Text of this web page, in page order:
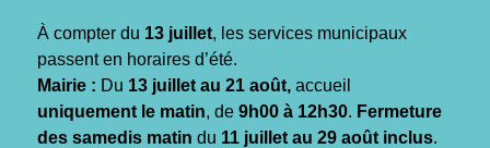
À compter du 13 juillet, les services municipaux
passent en horaires d’été.
Mairie : Du 13 juillet au 21 août, accueil
uniquement le matin, de 9h00 à 12h30. Fermeture
des samedis matin du 11 juillet au 29 août inclus.